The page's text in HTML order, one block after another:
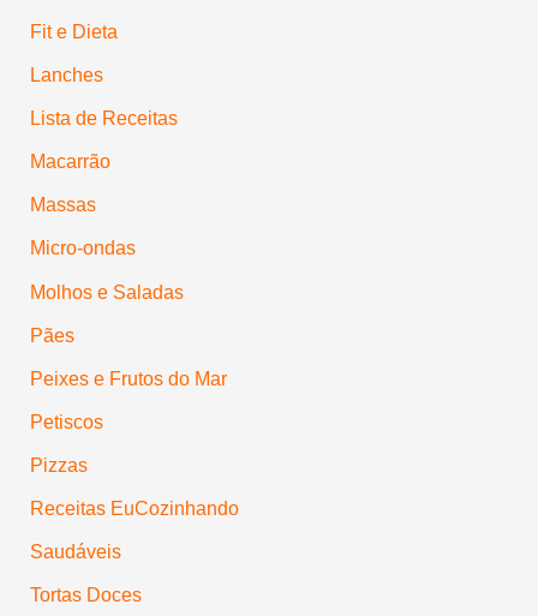
Fit e Dieta
Lanches
Lista de Receitas
Macarrão
Massas
Micro-ondas
Molhos e Saladas
Pães
Peixes e Frutos do Mar
Petiscos
Pizzas
Receitas EuCozinhando
Saudáveis
Tortas Doces